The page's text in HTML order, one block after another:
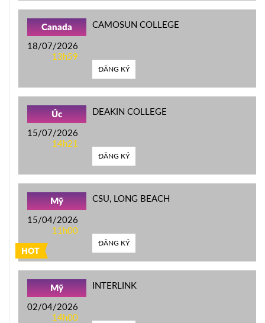
Canada
18/07/2026
13h59
CAMOSUN COLLEGE
ĐĂNG KÝ
Úc
15/07/2026
14h21
DEAKIN COLLEGE
ĐĂNG KÝ
HOT
Mỹ
15/04/2026
11h00
CSU, LONG BEACH
ĐĂNG KÝ
Mỹ
02/04/2026
14h00
INTERLINK